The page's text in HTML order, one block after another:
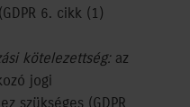
6. cikk (1)
kötelezettség:az
jogi
szükséges (GDPR